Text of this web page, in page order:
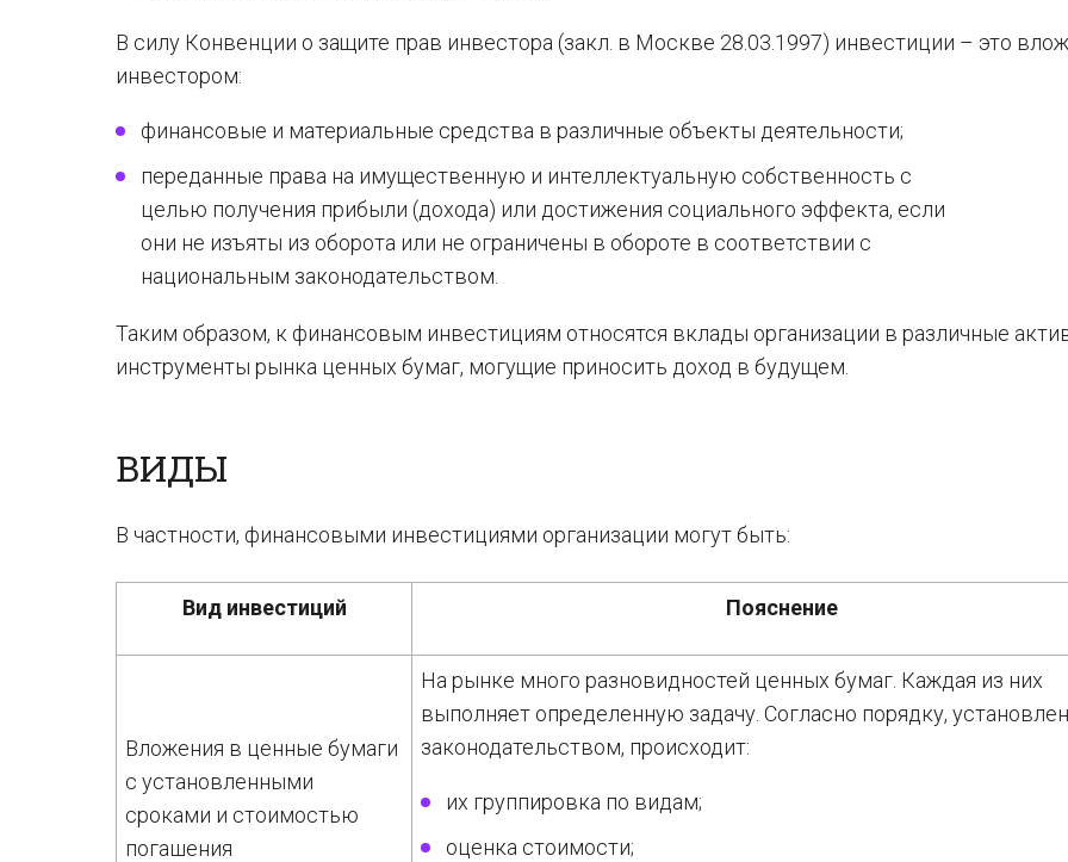
В силу Конвенции о защите прав инвестора (закл. в Москве 28.03.1997) инвестиции – это
инвестором:
финансовые и материальные средства в различные объекты деятельности;
переданные права на имущественную и интеллектуальную собственность с
целью получения прибыли (дохода) или достижения социального эффекта, если
они не изъяты из оборота или не ограничены в обороте в соответствии с
национальным законодательством.
Таким образом, к финансовым инвестициям относятся вклады организации в различные
инструменты рынка ценных бумаг, могущие приносить доход в будущем.
ВИДЫ
В частности, финансовыми инвестициями организации могут быть:
Вид инвестиций Пояснение
Вложения в ценные бумаги
с установленными
сроками и стоимостью
погашения
На рынке много разновидностей ценных бумаг. Каждая из них
выполняет определенную задачу. Согласно порядку,
законодательством, происходит:
их группировка по видам;
оценка стоимости;